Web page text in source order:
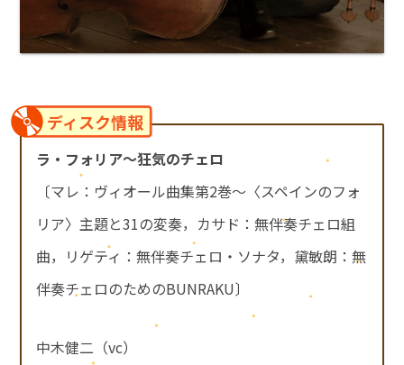
ディスク情報
ラ・フォリア～狂気のチェロ
〔マレ：ヴィオール曲集第2巻～〈スペインのフォ
リア〉主題と31の変奏，カサド：無伴奏チェロ組
曲，リゲティ：無伴奏チェロ・ソナタ，黛敏朗：無
伴奏チェロのためのBUNRAKU〕
中木健二（vc）